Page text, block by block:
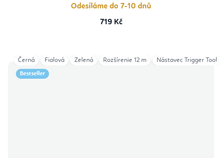
Odesíláme do 7-10 dnů
719 Kč
Bestseller
Černá Fialová Zelená Rozšírenie 12 m Nástavec Trigger Tool